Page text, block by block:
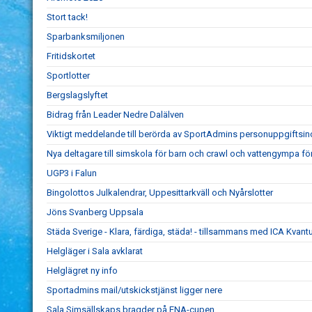
Stort tack!
Sparbanksmiljonen
Fritidskortet
Sportlotter
Bergslagslyftet
Bidrag från Leader Nedre Dalälven
Viktigt meddelande till berörda av SportAdmins
Nya deltagare till simskola för barn och crawl och vattengympa
UGP3 i Falun
Bingolottos Julkalendrar, Uppesittarkväll och Nyårslotter
Jöns Svanberg Uppsala
Städa Sverige - Klara, färdiga, städa! - tillsammans med ICA
Helgläger i Sala avklarat
Helglägret ny info
Sportadmins mail/utskickstjänst ligger nere
Sala Simsällskaps bragder på ENA-cupen